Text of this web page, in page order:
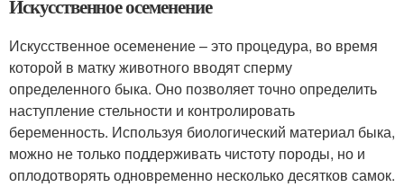
Искусственное осеменение
Искусственное осеменение – это процедура, во время
которой в матку животного вводят сперму
определенного быка. Оно позволяет точно определить
наступление стельности и контролировать
беременность. Используя биологический материал быка,
можно не только поддерживать чистоту породы, но и
оплодотворять одновременно несколько десятков самок.